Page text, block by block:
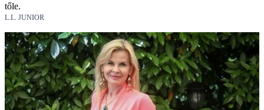
tőle.
L.L. JUNIOR